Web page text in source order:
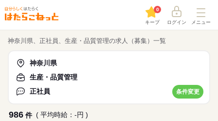
キープ
0
ログイン メニュー
神奈川県、正社員、生産・品質管理の求人（募集）一覧
神奈川県
生産・品質管理
正社員
条件変更
986 件 ( 平均時給：-円 )